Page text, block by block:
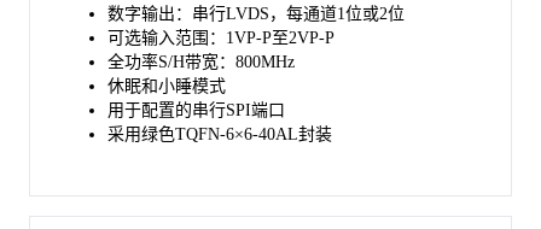
数字输出：串行LVDS，每通道1位或2位
可选输入范围：1VP-P至2VP-P
全功率S/H带宽：800MHz
休眠和小睡模式
用于配置的串行SPI端口
采用绿色TQFN-6×6-40AL封装